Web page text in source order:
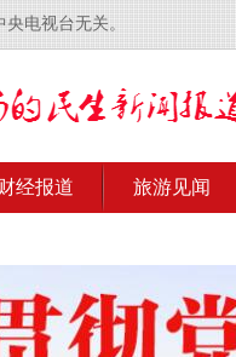
电视台无关。
经报道 旅游见闻